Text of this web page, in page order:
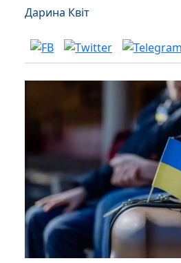
Дарина Квіт